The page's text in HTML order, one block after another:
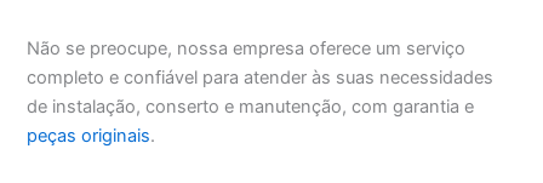
Não se preocupe, nossa empresa oferece um serviço
completo e confiável para atender às suas necessidades
de instalação, conserto e manutenção, com garantia e
peças originais.